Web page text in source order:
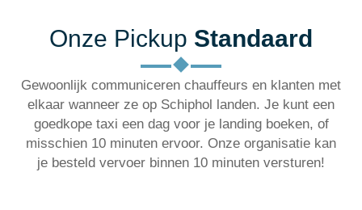
Onze Pickup Standaard
Gewoonlijk communiceren chauffeurs en klanten met
elkaar wanneer ze op Schiphol landen. Je kunt een
goedkope taxi een dag voor je landing boeken, of
misschien 10 minuten ervoor. Onze organisatie kan
je besteld vervoer binnen 10 minuten versturen!